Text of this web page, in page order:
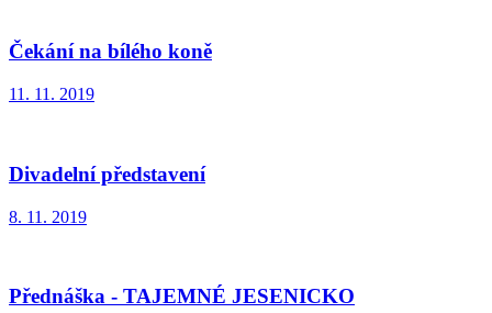
Čekání na bílého koně
11. 11. 2019
Divadelní představení
8. 11. 2019
Přednáška - TAJEMNÉ JESENICKO